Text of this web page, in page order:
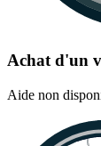
Achat d'un
Aide non